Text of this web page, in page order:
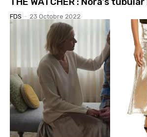
FDS - 23 Octobre 2022